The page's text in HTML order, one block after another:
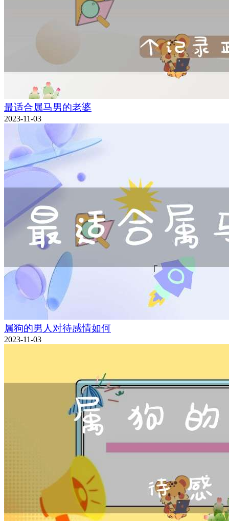
最适合属马男的老婆
2023-11-03
属狗的男人对待感情如何
2023-11-03